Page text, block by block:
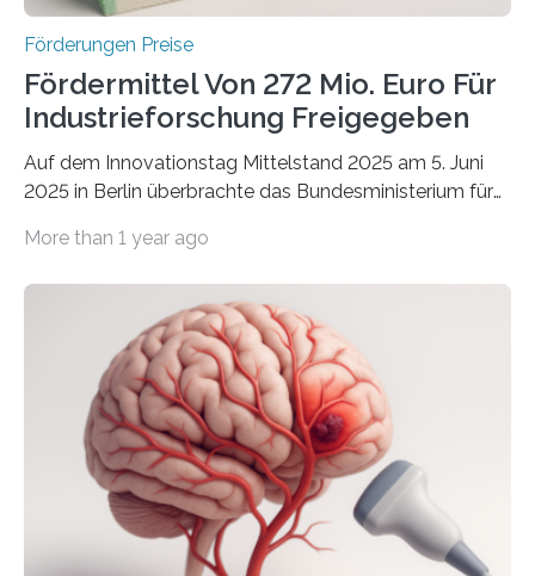
Förderungen Preise
Fördermittel Von 272 Mio. Euro Für
Industrieforschung Freigegeben
Auf dem Innovationstag Mittelstand 2025 am 5. Juni
2025 in Berlin überbrachte das Bundesministerium für
Überplanmäßige Verpflichtungsermächtigungen in
Woche vom Haushaltsausschuss freigegeben – unter
anderem zur Unterstützung der
Industrieforschungsprogramme Industrielle
Gemeinschaftsforschung (IGF), Zentrales
Innovationsprogramm Mittelstand (ZIM) und
Innovationskompetenz INNO-KOM. Auf dem
Innovationstag Mittelstand 2025 am 5. Juni 2025 in
Berlin überbrachte das Bundesministerium für
Wirtschaft und Energie eine gute Nachricht:
Überplanmäßige Verpflichtungsermächtigungen in
More than 1 year ago